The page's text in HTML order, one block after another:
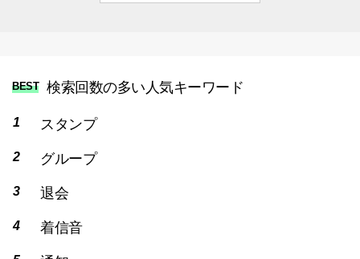
BEST 検索回数の多い人気キーワード
スタンプ
グループ
退会
着信音